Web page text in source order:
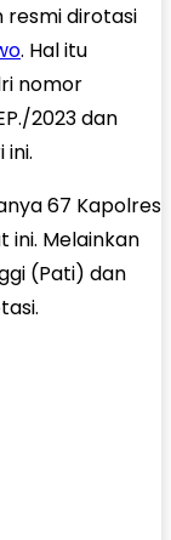
resmi dirotasi
. Hal itu
nomor
2023 dan
67 Kapolres
ini. Melainkan
(Pati) dan